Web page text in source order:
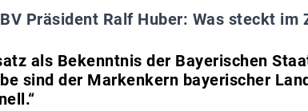
Präsident Ralf Huber: Was steckt
als Bekenntnis der Bayerischen
sind der Markenkern bayerischer